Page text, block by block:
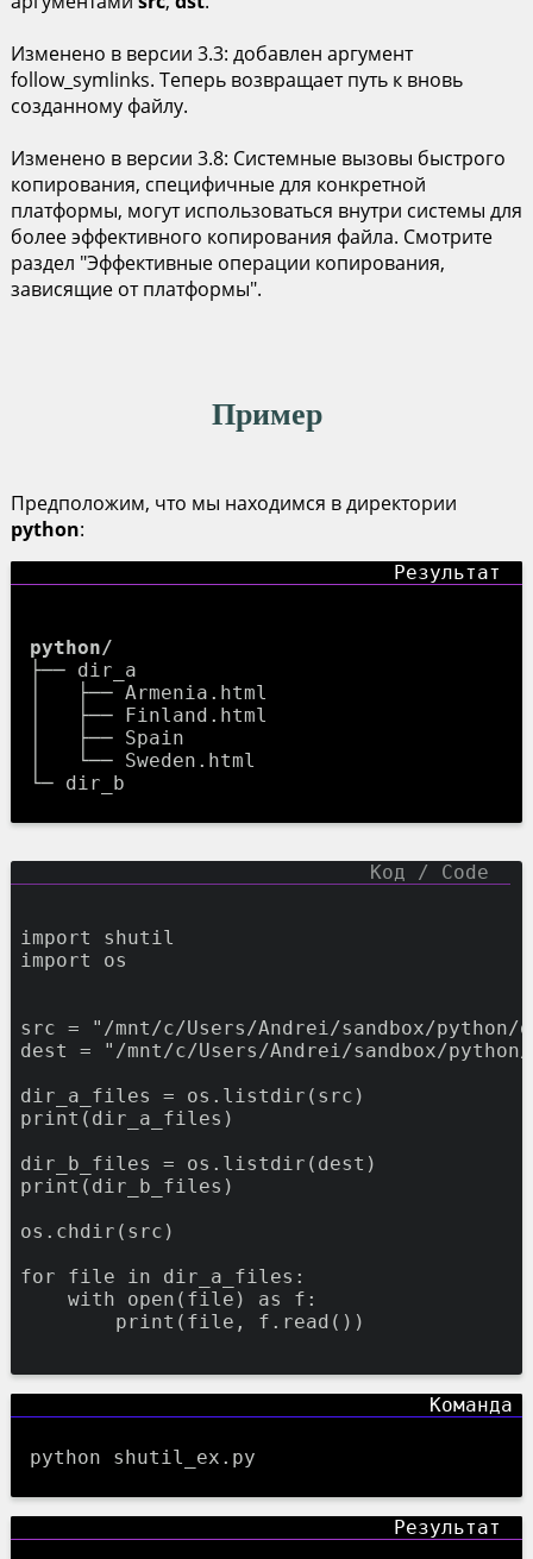
Изменено в версии 3.3: добавлен аргумент
follow_symlinks. Теперь возвращает путь к вновь
созданному файлу.
Изменено в версии 3.8: Системные вызовы быстрого
копирования, специфичные для конкретной
платформы, могут использоваться внутри системы для
более эффективного копирования файла. Смотрите
раздел "Эффективные операции копирования,
зависящие от платформы".
Пример
Предположим, что мы находимся в директории
python:
python/
├── dir_a
│   ├── Armenia.html
│   ├── Finland.html
│   ├── Spain
│   └── Sweden.html
import
shutil
import
os
src =
"/mnt/c/Users/Andrei/sandbox/python/
dest
=
"/mnt/c/Users/Andrei/sandbox/
dir_a_files
=
os.listdir(src)
print (dir_a_files)
dir_b_files
=
os.listdir(dest)
print (dir_b_files)
os.chdir(src)
for
file in
dir_a_files:
with
open ( file ) as
f:
print ( file , f.read())
python shutil_ex.py